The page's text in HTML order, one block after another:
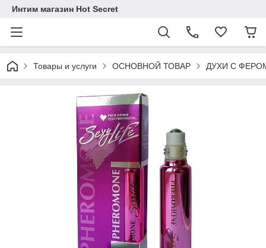
Интим магазин Hot Secret
Товары и услуги ОСНОВНОЙ ТОВАР ДУХИ С